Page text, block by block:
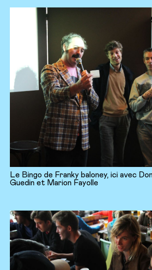
Le Bingo de Franky baloney, ici avec
Guedin et Marion Fayolle